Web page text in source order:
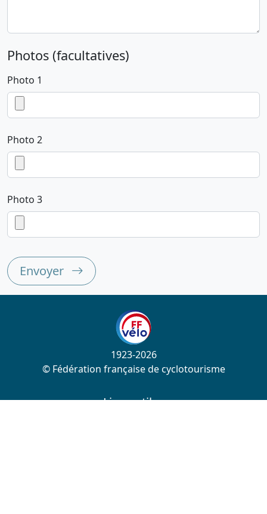
Photos (facultatives)
Photo 1
Photo 2
Photo 3
Envoyer
1923-2026
© Fédération française de cyclotourisme
Liens utiles